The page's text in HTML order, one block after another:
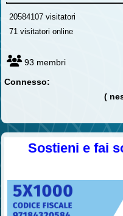
20584107 visitatori
71 visitatori online
93 membri
Connesso:
(
Sostieni e fai